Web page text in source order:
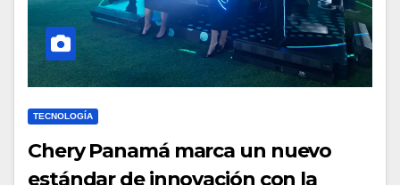
TECNOLOGÍA
Chery Panamá marca un nuevo
estándar de innovación con la